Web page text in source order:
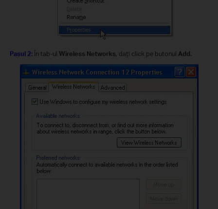
Pasul 2:În tab-ul Wireless Networks, daţi click pe butonul Add.